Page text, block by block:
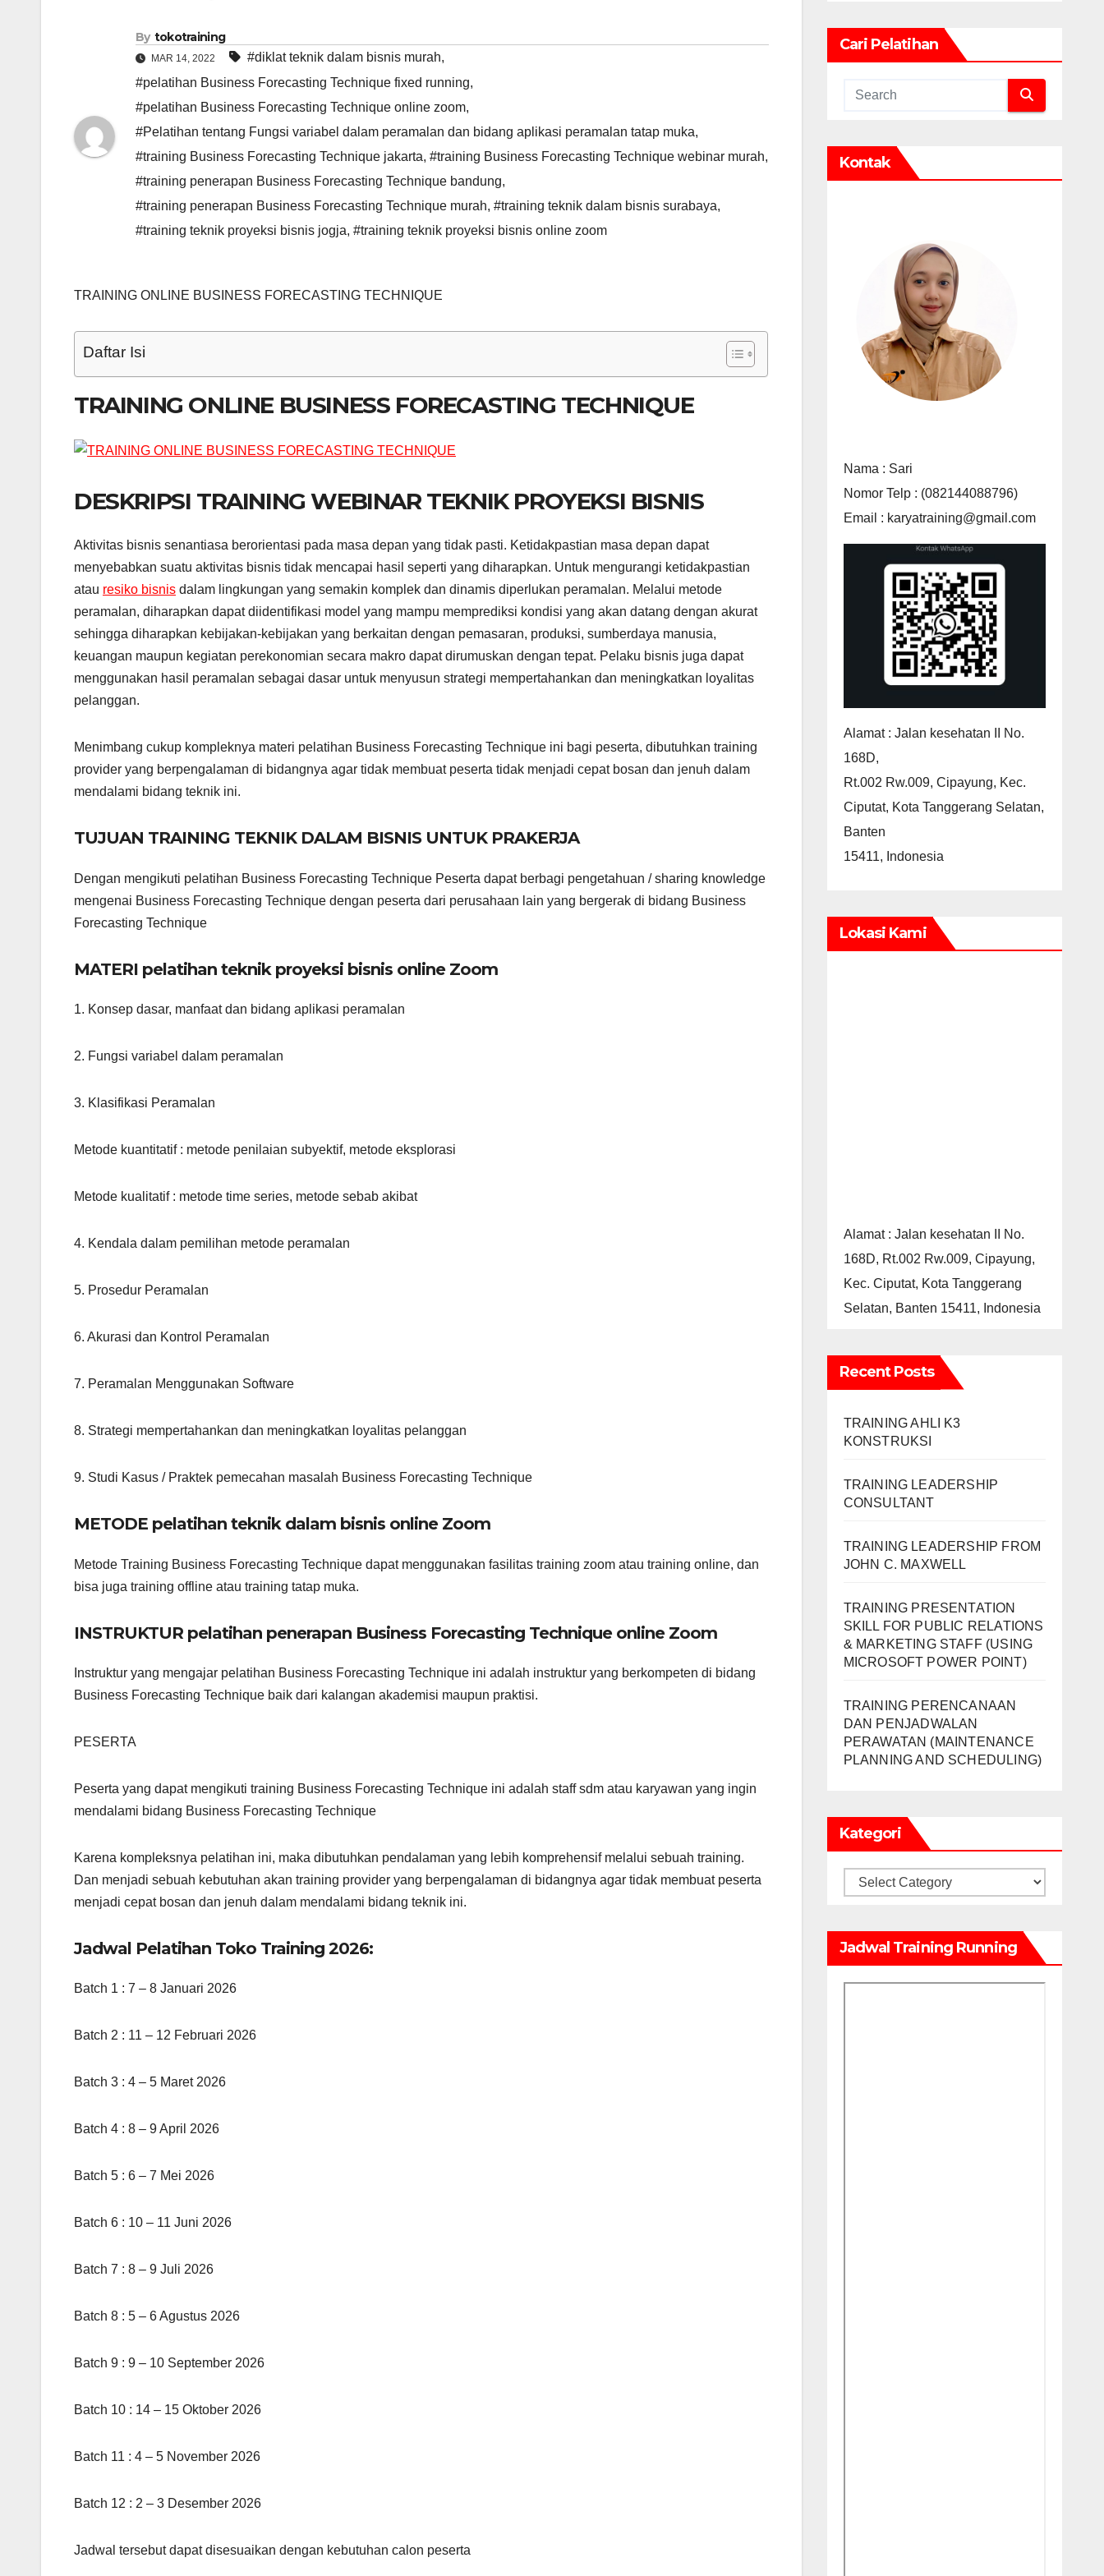
By tokotraining
MAR 14, 2022 #diklat teknik dalam bisnis murah,
#pelatihan Business Forecasting Technique fixed running,
#pelatihan Business Forecasting Technique online zoom,
#Pelatihan tentang Fungsi variabel dalam peramalan dan bidang aplikasi peramalan tatap muka,
#training Business Forecasting Technique jakarta, #training Business Forecasting Technique webinar murah,
#training penerapan Business Forecasting Technique bandung,
#training penerapan Business Forecasting Technique murah, #training teknik dalam bisnis surabaya,
#training teknik proyeksi bisnis jogja, #training teknik proyeksi bisnis online zoom
TRAINING ONLINE BUSINESS FORECASTING TECHNIQUE
Daftar Isi
TRAINING ONLINE BUSINESS FORECASTING TECHNIQUE
DESKRIPSI TRAINING WEBINAR TEKNIK PROYEKSI BISNIS
Aktivitas bisnis senantiasa berorientasi pada masa depan yang tidak pasti. Ketidakpastian masa depan dapat
menyebabkan suatu aktivitas bisnis tidak mencapai hasil seperti yang diharapkan. Untuk mengurangi ketidakpastian
atau resiko bisnis dalam lingkungan yang semakin komplek dan dinamis diperlukan peramalan. Melalui metode
peramalan, diharapkan dapat diidentifikasi model yang mampu memprediksi kondisi yang akan datang dengan akurat
sehingga diharapkan kebijakan-kebijakan yang berkaitan dengan pemasaran, produksi, sumberdaya manusia,
keuangan maupun kegiatan perekonomian secara makro dapat dirumuskan dengan tepat. Pelaku bisnis juga dapat
menggunakan hasil peramalan sebagai dasar untuk menyusun strategi mempertahankan dan meningkatkan loyalitas
pelanggan.
Menimbang cukup kompleknya materi pelatihan Business Forecasting Technique ini bagi peserta, dibutuhkan training
provider yang berpengalaman di bidangnya agar tidak membuat peserta tidak menjadi cepat bosan dan jenuh dalam
mendalami bidang teknik ini.
TUJUAN TRAINING TEKNIK DALAM BISNIS UNTUK PRAKERJA
Dengan mengikuti pelatihan Business Forecasting Technique Peserta dapat berbagi pengetahuan / sharing knowledge
mengenai Business Forecasting Technique dengan peserta dari perusahaan lain yang bergerak di bidang Business
Forecasting Technique
MATERI pelatihan teknik proyeksi bisnis online Zoom
1. Konsep dasar, manfaat dan bidang aplikasi peramalan
2. Fungsi variabel dalam peramalan
3. Klasifikasi Peramalan
Metode kuantitatif : metode penilaian subyektif, metode eksplorasi
Metode kualitatif : metode time series, metode sebab akibat
4. Kendala dalam pemilihan metode peramalan
5. Prosedur Peramalan
6. Akurasi dan Kontrol Peramalan
7. Peramalan Menggunakan Software
8. Strategi mempertahankan dan meningkatkan loyalitas pelanggan
9. Studi Kasus / Praktek pemecahan masalah Business Forecasting Technique
METODE pelatihan teknik dalam bisnis online Zoom
Metode Training Business Forecasting Technique dapat menggunakan fasilitas training zoom atau training online, dan
bisa juga training offline atau training tatap muka.
INSTRUKTUR pelatihan penerapan Business Forecasting Technique online Zoom
Instruktur yang mengajar pelatihan Business Forecasting Technique ini adalah instruktur yang berkompeten di bidang
Business Forecasting Technique baik dari kalangan akademisi maupun praktisi.
PESERTA
Peserta yang dapat mengikuti training Business Forecasting Technique ini adalah staff sdm atau karyawan yang ingin
mendalami bidang Business Forecasting Technique
Karena kompleksnya pelatihan ini, maka dibutuhkan pendalaman yang lebih komprehensif melalui sebuah training.
Dan menjadi sebuah kebutuhan akan training provider yang berpengalaman di bidangnya agar tidak membuat peserta
menjadi cepat bosan dan jenuh dalam mendalami bidang teknik ini.
Jadwal Pelatihan Toko Training 2026:
Batch 1 : 7 – 8 Januari 2026
Batch 2 : 11 – 12 Februari 2026
Batch 3 : 4 – 5 Maret 2026
Batch 4 : 8 – 9 April 2026
Batch 5 : 6 – 7 Mei 2026
Batch 6 : 10 – 11 Juni 2026
Batch 7 : 8 – 9 Juli 2026
Batch 8 : 5 – 6 Agustus 2026
Batch 9 : 9 – 10 September 2026
Batch 10 : 14 – 15 Oktober 2026
Batch 11 : 4 – 5 November 2026
Batch 12 : 2 – 3 Desember 2026
Jadwal tersebut dapat disesuaikan dengan kebutuhan calon peserta
Cari Pelatihan
Kontak
Nama : Sari
Nomor Telp : (082144088796)
Email : karyatraining@gmail.com
Alamat : Jalan kesehatan II No.
168D,
Rt.002 Rw.009, Cipayung, Kec.
Ciputat, Kota Tanggerang Selatan,
Banten
15411, Indonesia
Lokasi Kami
Alamat : Jalan kesehatan II No.
168D, Rt.002 Rw.009, Cipayung,
Kec. Ciputat, Kota Tanggerang
Selatan, Banten 15411, Indonesia
Recent Posts
TRAINING AHLI K3
KONSTRUKSI
TRAINING LEADERSHIP
CONSULTANT
TRAINING LEADERSHIP FROM
JOHN C. MAXWELL
TRAINING PRESENTATION
SKILL FOR PUBLIC RELATIONS
& MARKETING STAFF (USING
MICROSOFT POWER POINT)
TRAINING PERENCANAAN
DAN PENJADWALAN
PERAWATAN (MAINTENANCE
PLANNING AND SCHEDULING)
Kategori
Kategori
Jadwal Training Running